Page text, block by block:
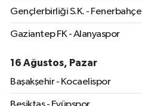
Gençlerbirliği S.K. - Fenerbahçe
Gaziantep FK - Alanyaspor
16 Ağustos, Pazar
Başakşehir - Kocaelispor